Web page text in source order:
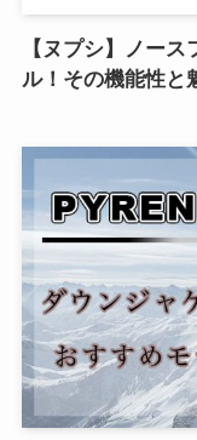
【ヌプシ】ノー
ル！その機能性と